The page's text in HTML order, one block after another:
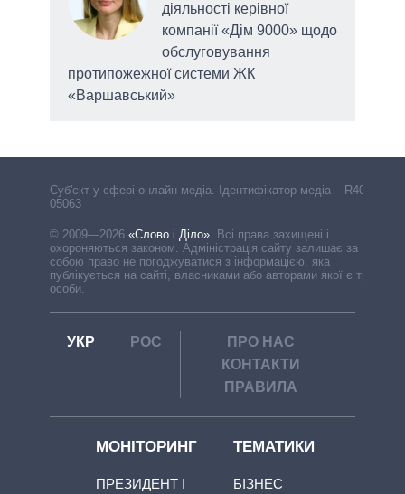
діяльності керівної
компанії «Дім 9000» щодо
обслуговування
протипожежної системи ЖК
«Варшавський»
Cуб'єкт у сфері онлайн-медіа. Ідентифікатор медіа – R40-
05063
© 2009—2026 «Слово і Діло»
Всі права захищені і
охороняються законом. Адміністрація сайту залишає за
собою право не погоджуватися з інформацією, яка
публікується на сайті, власниками або авторами якої є треті
особи.
УКР РОС
ПРО НАС
КОНТАКТИ
ПРАВИЛА
МОНІТОРИНГ
ПРЕЗИДЕНТ І
ТЕМАТИКИ
БІЗНЕС